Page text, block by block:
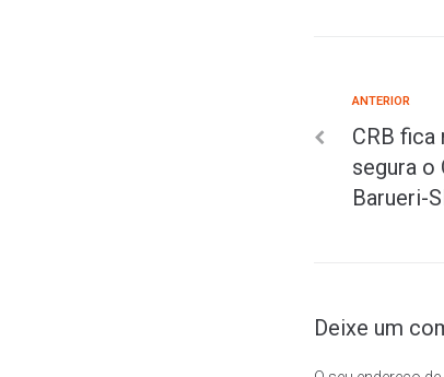
ANTERIOR
CRB fica
segura o
Barueri-
Deixe um